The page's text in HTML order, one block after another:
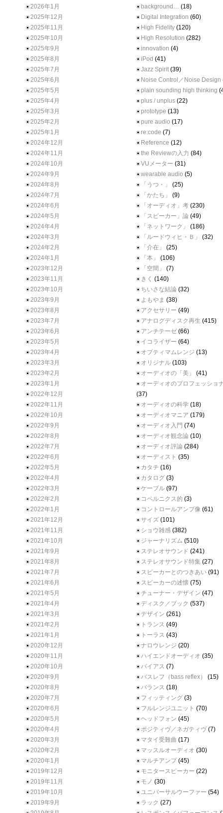
2026年1月
2025年12月
2025年11月
2025年10月
2025年9月
2025年8月
2025年7月
2025年6月
2025年5月
2025年4月
2025年3月
2025年2月
2025年1月
2024年12月
2024年11月
2024年10月
2024年9月
2024年8月
2024年7月
2024年6月
2024年5月
2024年4月
2024年3月
2024年2月
2024年1月
2023年12月
2023年11月
2023年10月
2023年9月
2023年8月
2023年7月
2023年6月
2023年5月
2023年4月
2023年3月
2023年2月
2023年1月
2022年12月
2022年11月
2022年10月
2022年9月
2022年8月
2022年7月
2022年6月
2022年5月
2022年4月
2022年3月
2022年2月
2022年1月
2021年12月
2021年11月
2021年10月
2021年9月
2021年8月
2021年7月
2021年6月
2021年5月
2021年4月
2021年3月
2021年2月
2021年1月
2020年12月
2020年11月
2020年10月
2020年9月
2020年8月
2020年7月
2020年6月
2020年5月
2020年4月
2020年3月
2020年2月
2020年1月
2019年12月
2019年11月
2019年10月
2019年9月
background… (18)
Digital Integration (60)
High Fidelity (120)
High Resolution (282)
innovation (4)
iPod (41)
Jazz Spirit (39)
Noise Control／Noise Design
plain sounding high thinking
plus / unplus (22)
prototype (13)
pure audio (17)
re:code (7)
Reference (12)
the Reviewの入力 (84)
VUメーター (31)
wearable audio (5)
「うつ・」
(25)
「かたち」
(9)
「オーディオ」考 (230)
「スピーカー」論 (49)
「ネットワーク」
(186)
「ルードウィヒ・Ｂ」
(32)
「介在」
(25)
「本」
(106)
「空間」
(7)
きく (140)
ちいさな結論 (32)
よもやま (38)
アクセサリー (49)
アナログディスク再生 (415)
アンチテーゼ (66)
イコライザー (64)
オプティマムレンジ (13)
オリジナル (103)
オーディオの「美」
(41)
オーディオのプロフェッショ
(37)
オーディオの科学 (18)
オーディオマニア (179)
オーディオ入門 (74)
オーディオ観念論 (10)
オーディオ評論 (284)
オーディスト (35)
カタチ (16)
カタログ (3)
ケーブル (97)
コペルニクス的 (3)
コントロールアンプ像 (61)
サイズ (101)
ショウ雑感 (382)
ジャーナリズム (510)
ステレオサウンド (241)
ステレオサウンド特集 (27)
スピーカーとのつきあい (91)
スピーカーの述懐 (75)
チューナー・デザイン (47)
ディスク／ブック (537)
デザイン (261)
トランス (49)
トーラス (43)
ナロウレンジ (20)
ハイエンドオーディオ (35)
バイアス (7)
バスレフ（bass reflex）
(15)
バランス (18)
フィッティング (3)
フルレンジユニット (70)
ヘッドフォン (45)
ポジティヴ／ネガティヴ(7)
マタイ受難曲 (17)
マッスルオーディオ (30)
マルチアンプ (45)
モニタースピーカー (22)
モノ (30)
ユニバーサルウーファー (54)
ラック (27)